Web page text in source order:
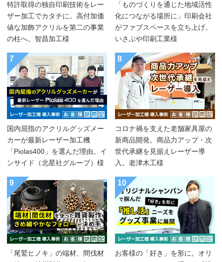
特許取得の独自印刷技術をレー
ザー加工でカタチに。高付加価
値な加飾アクリルを第二の事業
の柱へ。智昌加工様
「ものづくりを通じた地域活性
化につながる場所に」印刷会社
がファブスペースを立ち上げ。
いさぶや印刷工業様
7
国内屈指のアクリルグッズメー
カーが最新レーザー加工機
「Piolas400」を選んだ理由。イ
ンサイド（北星社グループ）様
8
コロナ禍を支えた老舗家具屋の
新商品開発。商品力アップ・次
世代承継を見据えレーザー導
入。老津木工様
9
「尾鷲ヒノキ」の端材、間伐材
10
お客様の「好き」を形に。オリ